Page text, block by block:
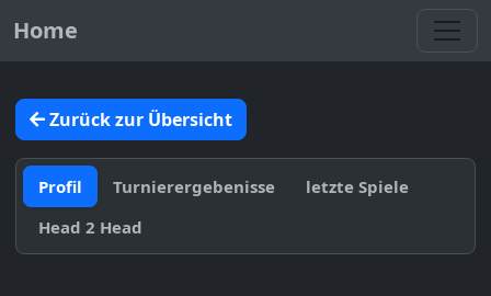
Home
Zurück zur Übersicht
Profil Turnierergebenisse
letzte Spiele
Head 2 Head